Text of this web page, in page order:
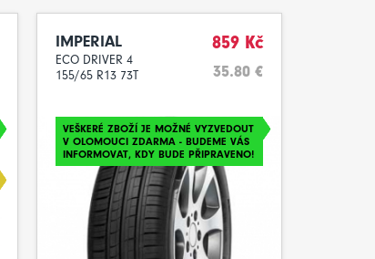
IMPERIAL
ECO DRIVER 4
155/65 R13 73T
859 Kč
35.80 €
VEŠKERÉ ZBOŽÍ JE MOŽNÉ VYZVEDOUT
V OLOMOUCI ZDARMA - BUDEME VÁS
INFORMOVAT, KDY BUDE PŘIPRAVENO!